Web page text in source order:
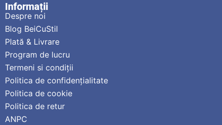
Informații
Despre noi
Blog BeiCuStil
Plată & Livrare
Program de lucru
Termeni si condiții
Politica de confidențialitate
Politica de cookie
Politica de retur
ANPC